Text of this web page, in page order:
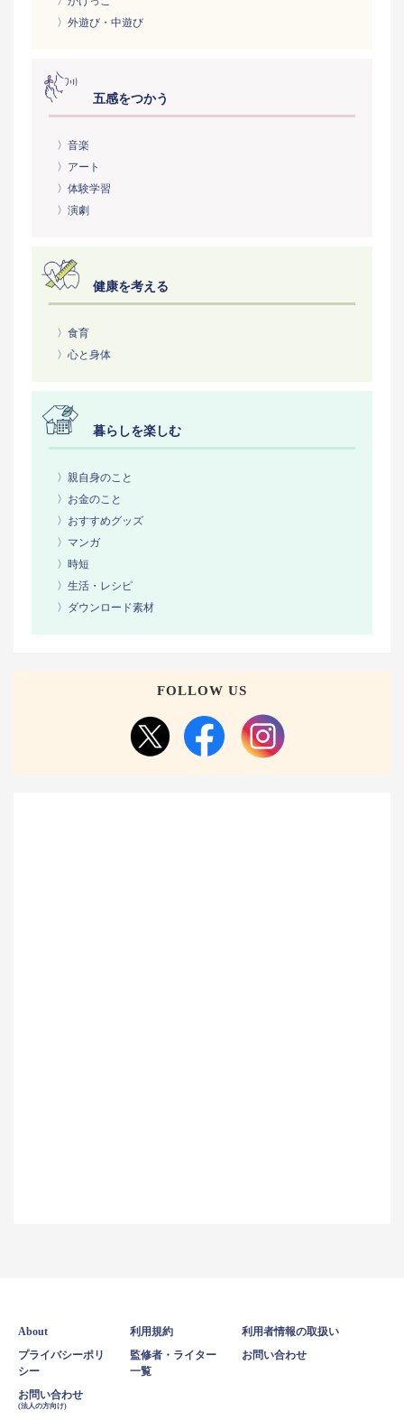
〉外遊び・中遊び
五感をつかう
〉音楽
〉アート
〉体験学習
〉演劇
健康を考える
〉食育
〉心と身体
暮らしを楽しむ
〉親自身のこと
〉お金のこと
〉おすすめグッズ
〉マンガ
〉時短
〉生活・レシピ
〉ダウンロード素材
FOLLOW US
About 利用規約 利用者情報の取扱い
プライバシーポリ
シー
監修者・ライター
一覧
お問い合わせ
お問い合わせ
(法人の方向け)